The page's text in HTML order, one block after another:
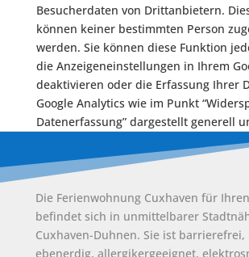
Besucherdaten von Drittanbietern.
können keiner bestimmten Person
werden. Sie können diese Funktion
die Anzeigeneinstellungen in Ihrem
deaktivieren oder die Erfassung Ihrer
Google Analytics wie im Punkt
Datenerfassung” dargestellt generell
Die Ferienwohnung Cuxhaven für
befindet sich in unmittelbarer
Cuxhaven-Duhnen. Sie ist
ebenerdig, allergikergeeignet,